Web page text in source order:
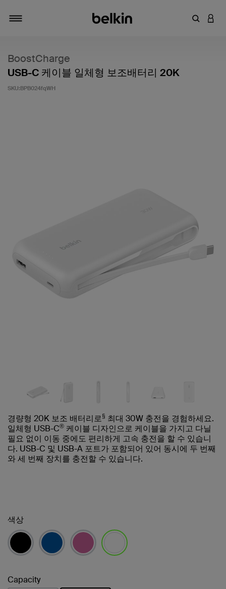
키워드
BoostCharge
USB-C 케이블 일체형 보조배터리 20K
SKU:BPB024fqWH
경량형 20K 보조 배터리로§ 최대 30W 충전을 경험하세요.
일체형 USB-C® 케이블 디자인으로 케이블을 가지고 다닐
필요 없이 이동 중에도 편리하게 고속 충전을 할 수 있습니
다. USB-C 및 USB-A 포트가 포함되어 있어 동시에 두 번째
와 세 번째 장치를 충전할 수 있습니다.
색상
Capacity